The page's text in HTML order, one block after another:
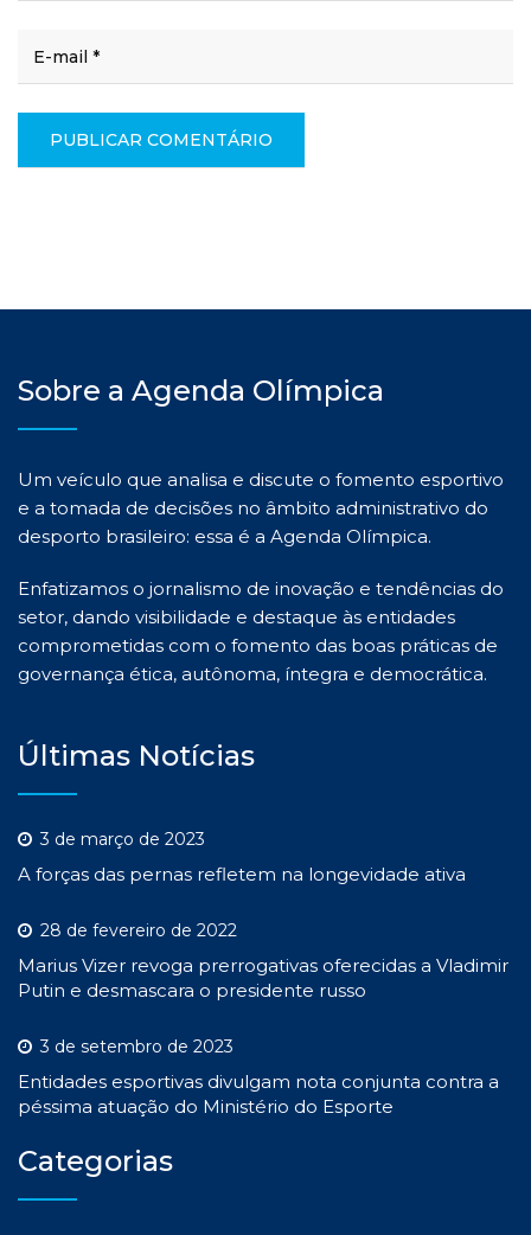
Sobre a Agenda Olímpica
Um veículo que analisa e discute o fomento esportivo
e a tomada de decisões no âmbito administrativo do
desporto brasileiro: essa é a Agenda Olímpica.
Enfatizamos o jornalismo de inovação e tendências do
setor, dando visibilidade e destaque às entidades
comprometidas com o fomento das boas práticas de
governança ética, autônoma, íntegra e democrática.
Últimas Notícias
3 de março de 2023
A forças das pernas refletem na longevidade ativa
28 de fevereiro de 2022
Marius Vizer revoga prerrogativas oferecidas a Vladimir
Putin e desmascara o presidente russo
3 de setembro de 2023
Entidades esportivas divulgam nota conjunta contra a
péssima atuação do Ministério do Esporte
Categorias